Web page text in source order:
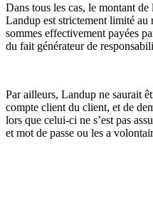
Dans tous les cas, le montant
Landup est strictement limité au
sommes effectivement payées
du fait générateur de
Par ailleurs, Landup ne saurait
compte client du client, et de
lors que celui-ci ne s’est pas
et mot de passe ou les a